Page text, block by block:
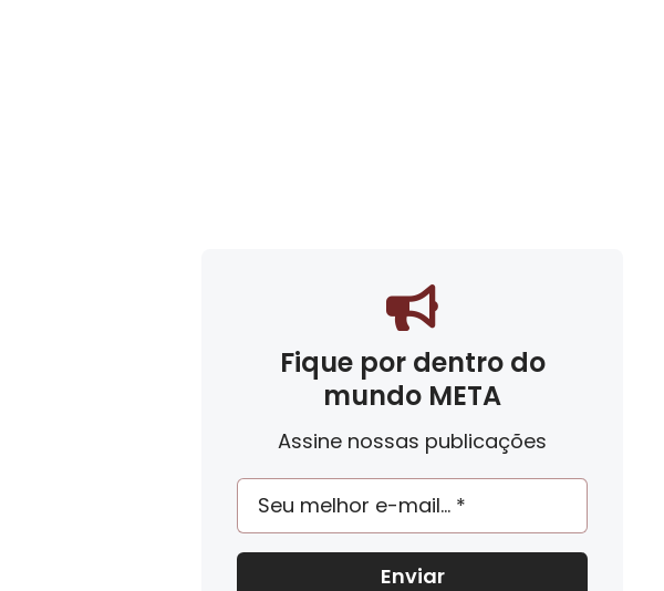
Fique por dentro do
mundo META
Assine nossas publicações
Enviar